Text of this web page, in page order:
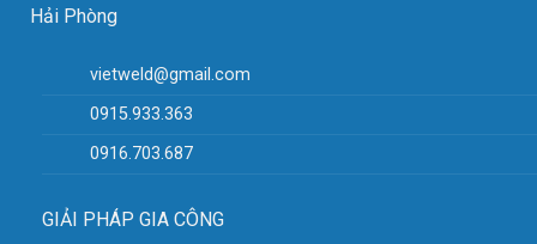
Hải Phòng
vietweld@gmail.com
0915.933.363
0916.703.687
GIẢI PHÁP GIA CÔNG